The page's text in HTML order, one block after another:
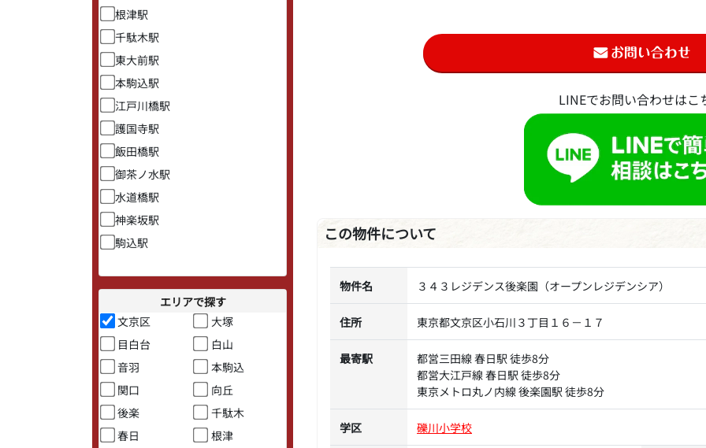
根津駅
千駄木駅
東大前駅
本駒込駅
江戸川橋駅
護国寺駅
飯田橋駅
御茶ノ水駅
水道橋駅
神楽坂駅
駒込駅
エリアで探す
文京区
大塚
目白台
白山
音羽
本駒込
関口
向丘
後楽
千駄木
春日
根津
LINEでお問い合わせはこ
この物件について
物件名 ３４３レジデンス後楽園（オープンレジデンシア）
住所 東京都文京区小石川３丁目１６－１７
最寄駅
都営三田線 春日駅 徒歩8分
都営大江戸線 春日駅 徒歩8分
東京メトロ丸ノ内線 後楽園駅 徒歩8分
学区 礫川小学校